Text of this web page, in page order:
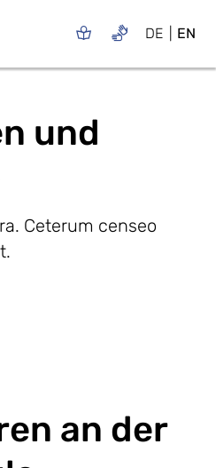
DE EN
und
Ceterum censeo
an der